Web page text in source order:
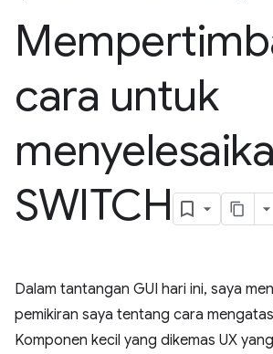
cara untuk
SWITCH
Dalam tantangan GUI hari ini, saya
pemikiran saya tentang cara
Komponen kecil yang dikemas UX